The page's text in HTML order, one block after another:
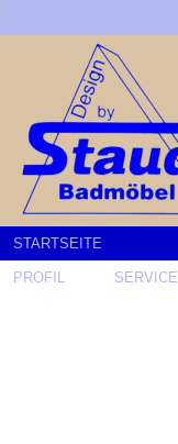
STARTSEITE
PROFIL SERVICE